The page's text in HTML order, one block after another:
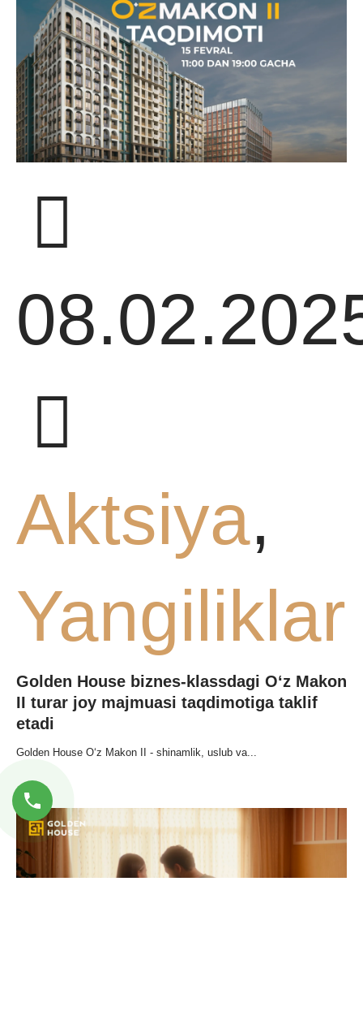
Aktsiya,
Yangiliklar
Golden House biznes-klassdagi O‘z Makon
II turar joy majmuasi taqdimotiga taklif
etadi
Golden House O‘z Makon II - shinamlik, uslub va...